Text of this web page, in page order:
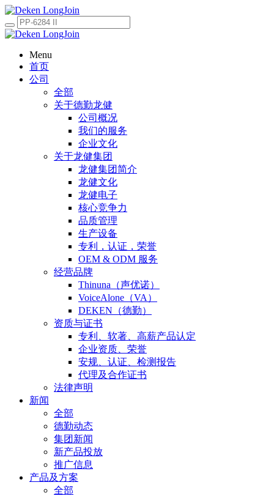
Menu
首页
公司
全部
关于德勤龙健
公司概况
我们的服务
企业文化
关于龙健集团
龙健集团简介
龙健文化
龙健电子
核心竞争力
品质管理
生产设备
专利，认证，荣誉
OEM & ODM 服务
经营品牌
Thinuna（声优诺）
VoiceAlone（VA）
DEKEN（德勤）
资质与证书
专利、软著、高薪产品认定
企业资质、荣誉
安规、认证、检测报告
代理及合作证书
法律声明
新闻
全部
德勤动态
集团新闻
新产品投放
推广信息
产品及方案
全部